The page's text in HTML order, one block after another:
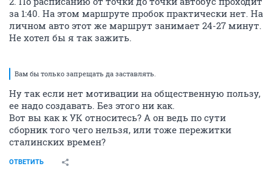
за 1:40. На этом маршруте пробок практически нет. На
личном авто этот же маршрут занимает 24-27 минут.
Не хотел бы я так зажить.
Вам бы только запрещать да заставлять.
Ну так если нет мотивации на общественную пользу,
ее надо создавать. Без этого ни как.
Вот вы как к УК относитесь? А он ведь по сути
сборник того чего нельзя, или тоже пережитки
сталинских времен?
ОТВЕТИТЬ